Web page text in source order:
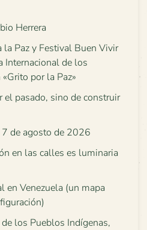
Herrera
la Paz y Festival Buen Vivir
Internacional de los
por la Paz»
el pasado, sino de construir
7 de agosto de 2026
en las calles es luminaria
en Venezuela (un mapa
los Pueblos Indígenas,